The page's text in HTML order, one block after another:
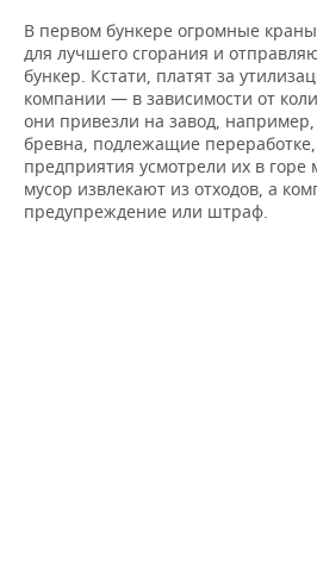
В первом бункере огромные
для лучшего сгорания и
бункер. Кстати, платят за
компании — в зависимости от
они привезли на завод, например,
бревна, подлежащие
предприятия усмотрели их в
мусор извлекают из отходов, а
предупреждение или штраф.